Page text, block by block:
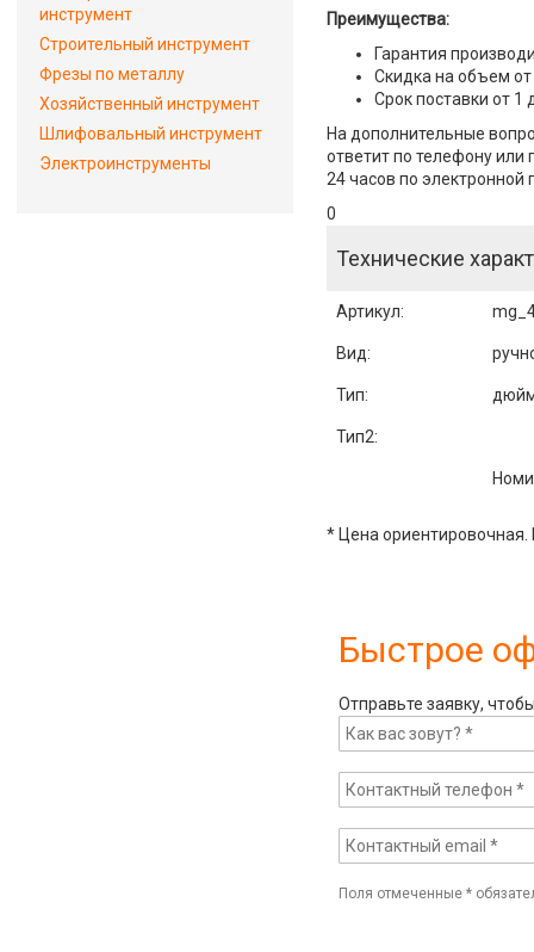
Преимущества:
Гарантия
Скидка на объем от
Срок поставки от 1
На дополнительные
ответит по телефону или
24 часов по электронной
0
Технические
Артикул:
Вид:
Тип:
Тип2:
* Цена ориентировочная.
Быстрое
Отправьте заявку,
Поля отмеченные*
инструмент
Строительный инструмент
Фрезы по металлу
Хозяйственный инструмент
Шлифовальный инструмент
Электроинструменты